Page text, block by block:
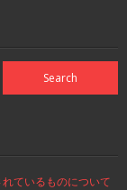
ているものについて